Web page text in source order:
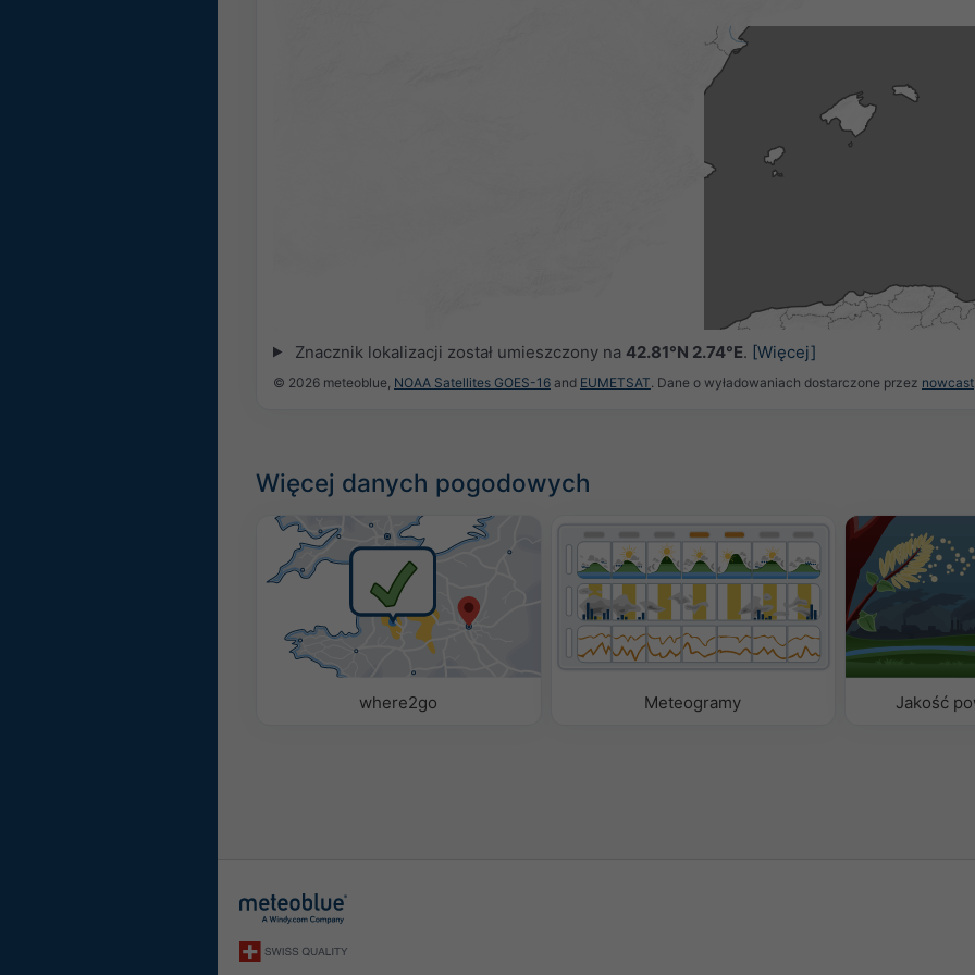
Znacznik lokalizacji został umieszczony na 42.81°N 2.74°E. [Więcej]
© 2026 meteoblue, NOAA Satellites GOES-16 and EUMETSAT. Dane o wyładowaniach dostarczone przez nowcast
Więcej danych pogodowych
where2go Meteogramy Jakość